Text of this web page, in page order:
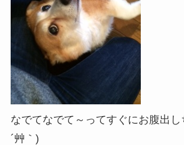
なでてなでて～ってすぐにお腹出
´艸｀)